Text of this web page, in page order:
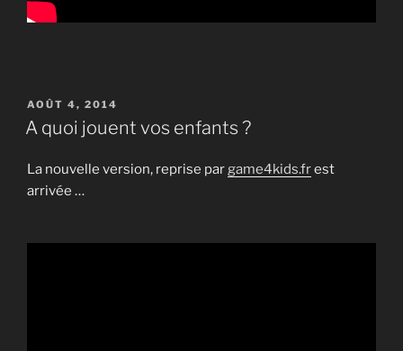
PUBLIÉ
LE
AOÛT 4, 2014
A quoi jouent vos enfants ?
La nouvelle version, reprise pargame4kids.frest
arrivée …